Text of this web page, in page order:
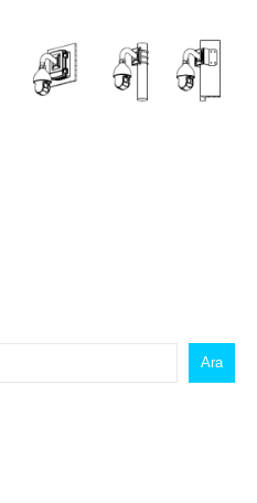
Ara